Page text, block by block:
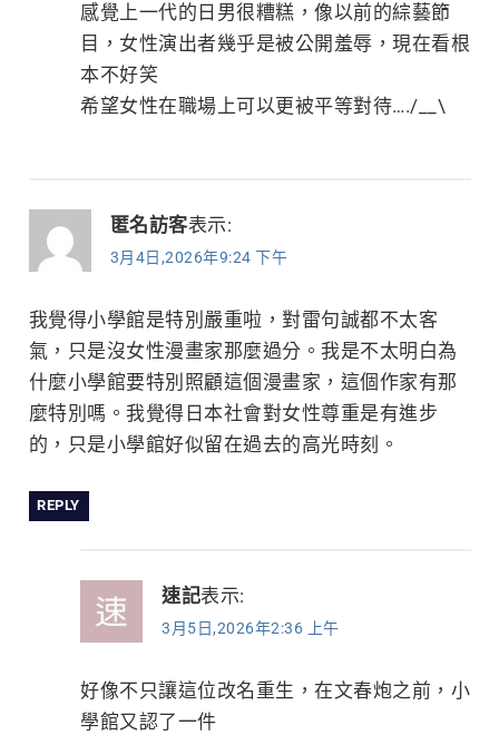
感覺上一代的日男很糟糕，像以前的綜藝節
目，女性演出者幾乎是被公開羞辱，現在看根
本不好笑
希望女性在職場上可以更被平等對待…./__\
匿名訪客表示:
3月4日,2026年9:24 下午
我覺得小學館是特別嚴重啦，對雷句誠都不太客
氣，只是沒女性漫畫家那麼過分。我是不太明白為
什麼小學館要特別照顧這個漫畫家，這個作家有那
麼特別嗎。我覺得日本社會對女性尊重是有進步
的，只是小學館好似留在過去的高光時刻。
REPLY
速記表示:
3月5日,2026年2:36 上午
好像不只讓這位改名重生，在文春炮之前，小
學館又認了一件